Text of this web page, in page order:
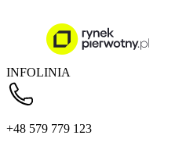
INFOLINIA
+48 579 779 123